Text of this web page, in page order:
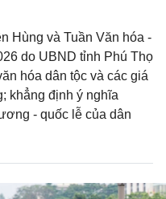
Hùng và Tuần Văn hóa -
do UBND tỉnh Phú Thọ
hóa dân tộc và các giá
khẳng định ý nghĩa
- quốc lễ của dân